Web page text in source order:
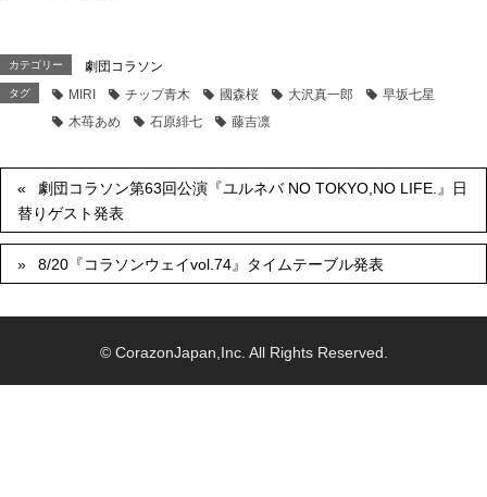
カテゴリー 劇団コラソン
タグ MIRI チップ青木 國森桜 大沢真一郎
早坂七星
木苺あめ
石原緋七 藤吉凛
劇団コラソン第63回公演『ユルネバ NO TOKYO,NO LIFE.』日
替りゲスト発表
8/20『コラソンウェイvol.74』タイムテーブル発表
© CorazonJapan,Inc. All Rights Reserved.